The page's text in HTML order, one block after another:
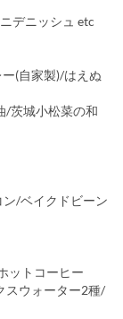
デニッシュ etc
(自家製)/はえぬ
/茨城小松菜の和
/ベイクドビーン
ットコーヒー
スウォーター2種/